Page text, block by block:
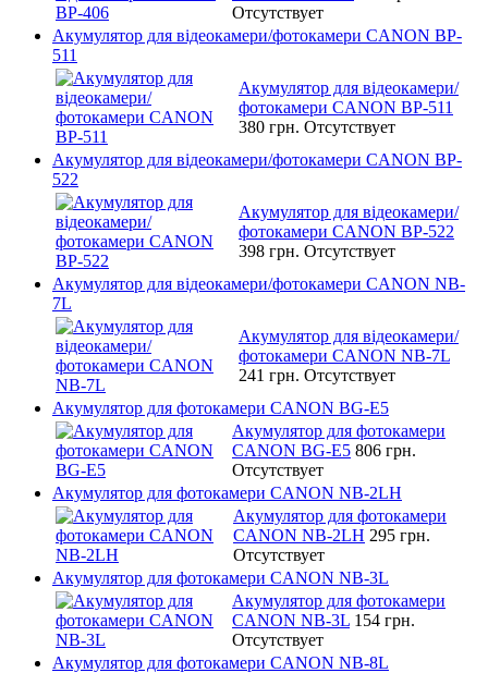
Отсутствует
Акумулятор для відеокамери/фотокамери CANON BP-
511
Акумулятор для відеокамери/
фотокамери CANON BP-511
380 грн. Отсутствует
Акумулятор для відеокамери/фотокамери CANON BP-
522
Акумулятор для відеокамери/
фотокамери CANON BP-522
398 грн. Отсутствует
Акумулятор для відеокамери/фотокамери CANON NB-
7L
Акумулятор для відеокамери/
фотокамери CANON NB-7L
241 грн. Отсутствует
Акумулятор для фотокамери CANON BG-E5
Акумулятор для фотокамери
CANON BG-E5 806 грн.
Отсутствует
Акумулятор для фотокамери CANON NB-2LH
Акумулятор для фотокамери
CANON NB-2LH 295 грн.
Отсутствует
Акумулятор для фотокамери CANON NB-3L
Акумулятор для фотокамери
CANON NB-3L 154 грн.
Отсутствует
Акумулятор для фотокамери CANON NB-8L